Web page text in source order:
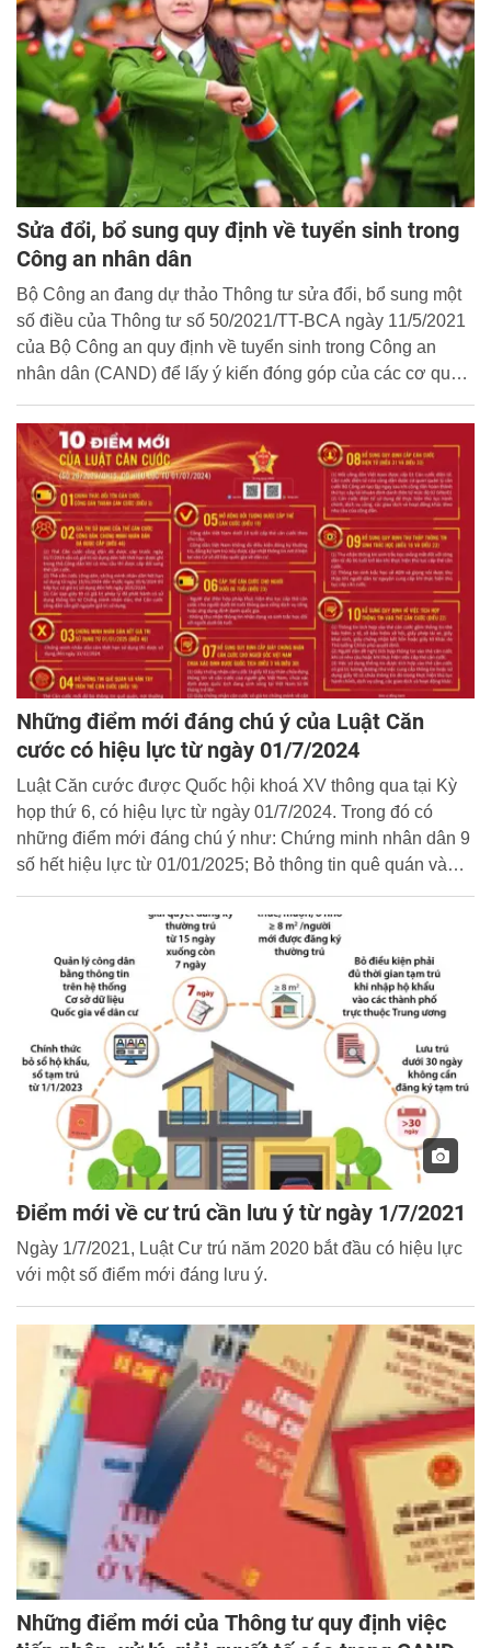
Sửa đổi, bổ sung quy định về tuyển sinh trong
Công an nhân dân
Bộ Công an đang dự thảo Thông tư sửa đổi, bổ sung một
số điều của Thông tư số 50/2021/TT-BCA ngày 11/5/2021
của Bộ Công an quy định về tuyển sinh trong Công an
nhân dân (CAND) để lấy ý kiến đóng góp của các cơ quan,
Những điểm mới đáng chú ý của Luật Căn
cước có hiệu lực từ ngày 01/7/2024
Luật Căn cước được Quốc hội khoá XV thông qua tại Kỳ
họp thứ 6, có hiệu lực từ ngày 01/7/2024. Trong đó có
những điểm mới đáng chú ý như: Chứng minh nhân dân 9
số hết hiệu lực từ 01/01/2025; Bỏ thông tin quê quán và
dưới 06 tuổi; Bổ sung quy định cấp Giấy chứng nhận căn
cước cho người gốc Việt Nam chưa xác định được quốc
tịch…
Điểm mới về cư trú cần lưu ý từ ngày 1/7/2021
Ngày 1/7/2021, Luật Cư trú năm 2020 bắt đầu có hiệu lực
với một số điểm mới đáng lưu ý.
Những điểm mới của Thông tư quy định việc